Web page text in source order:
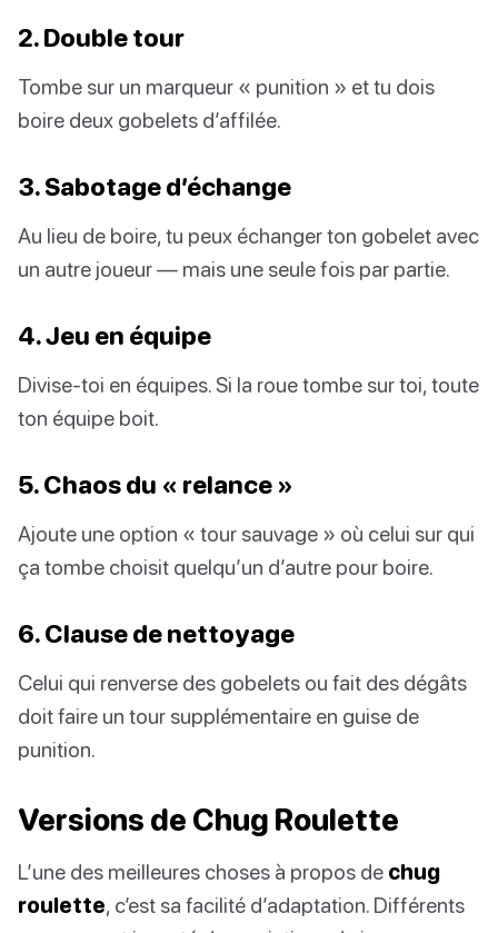
2. Double tour
Tombe sur un marqueur « punition » et tu dois
boire deux gobelets d’affilée.
3. Sabotage d’échange
Au lieu de boire, tu peux échanger ton gobelet avec
un autre joueur — mais une seule fois par partie.
4. Jeu en équipe
Divise-toi en équipes. Si la roue tombe sur toi, toute
ton équipe boit.
5. Chaos du « relance »
Ajoute une option « tour sauvage » où celui sur qui
ça tombe choisit quelqu’un d’autre pour boire.
6. Clause de nettoyage
Celui qui renverse des gobelets ou fait des dégâts
doit faire un tour supplémentaire en guise de
punition.
Versions de Chug Roulette
L’une des meilleures choses à propos de chug
roulette, c’est sa facilité d’adaptation. Différents